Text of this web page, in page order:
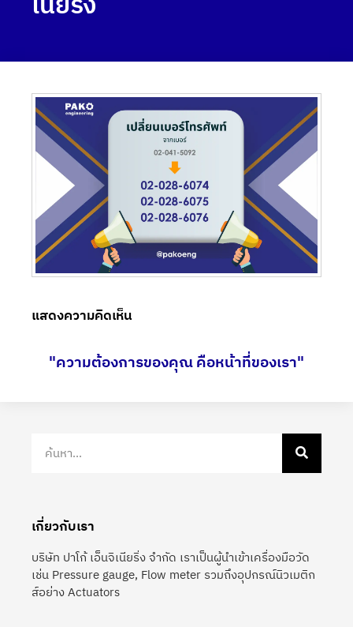
แสดงความคิดเห็น
"ความต้องการของคุณ คือหน้าที่ของเรา"
เกี่ยวกับเรา
บริษัท ปาโก้ เอ็นจิเนียริ่ง จำกัด เราเป็นผู้นำเข้าเครื่องมือวัด
เช่น Pressure gauge, Flow meter รวมถึงอุปกรณ์นิวเมติก
ส์อย่าง Actuators